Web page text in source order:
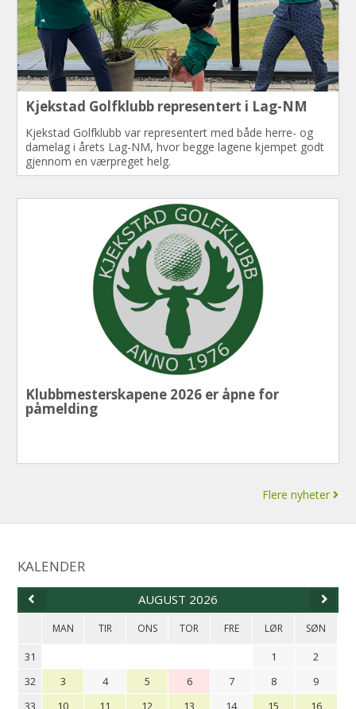
Kjekstad Golfklubb representert i Lag-NM
Kjekstad Golfklubb var representert med både herre- og
damelag i årets Lag-NM, hvor begge lagene kjempet godt
gjennom en værpreget helg.
Klubbmesterskapene 2026 er åpne for
påmelding
Flere nyheter
KALENDER
AUGUST 2026
MAN TIR ONS TOR FRE LØR SØN
31 1
2
32
3 4 5 6 7 8
9
33
10 11 12 13 14 15 16